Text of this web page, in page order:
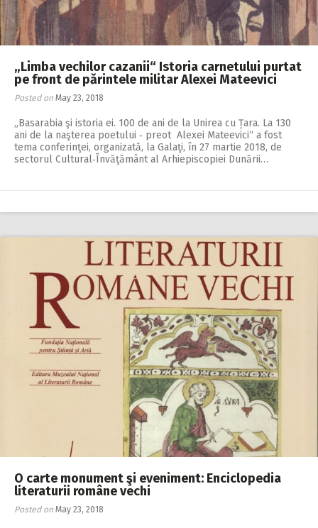
„Limba vechilor cazanii“ Istoria carnetului purtat
pe front de părintele militar Alexei Mateevici
Posted on May 23, 2018
„Basarabia şi istoria ei. 100 de ani de la Unirea cu Țara. La 130
ani de la naşterea poetului ‑ preot Alexei Mateevici“ a fost
tema conferinţei, organizată, la Galaţi, în 27 martie 2018, de
sectorul Cultural‑Învăţământ al Arhiepiscopiei Dunării…
O carte monument şi eveniment: Enciclopedia
literaturii române vechi
Posted on May 23, 2018